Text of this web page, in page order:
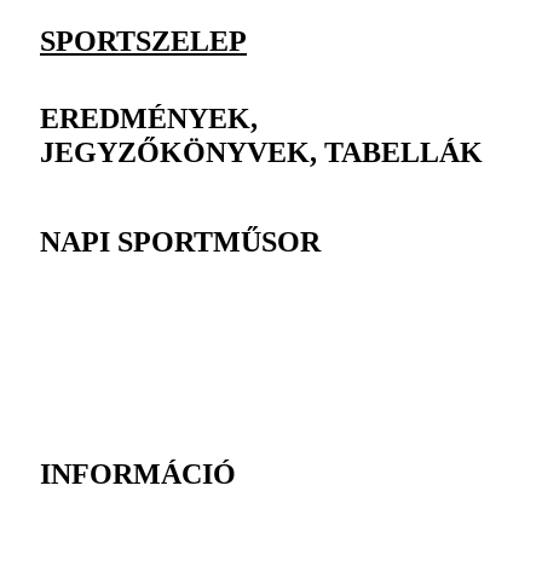
SPORTSZELEP
EREDMÉNYEK,
JEGYZŐKÖNYVEK, TABELLÁK
NAPI SPORTMŰSOR
INFORMÁCIÓ